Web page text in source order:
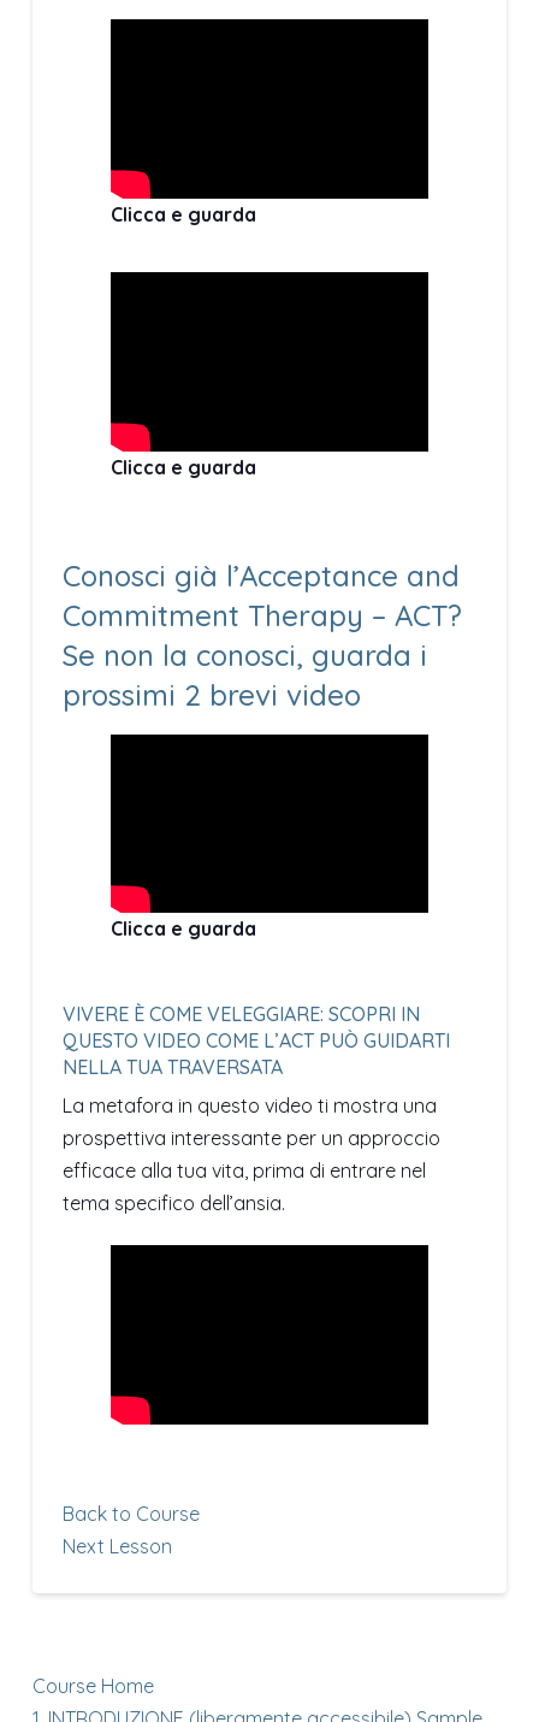
Clicca e guarda
Clicca e guarda
Conosci già l’Acceptance and
Commitment Therapy – ACT?
Se non la conosci, guarda i
prossimi 2 brevi video
Clicca e guarda
VIVERE È COME VELEGGIARE: SCOPRI IN
QUESTO VIDEO COME L’ACT PUÒ GUIDARTI
NELLA TUA TRAVERSATA
La metafora in questo video ti mostra una
prospettiva interessante per un approccio
efficace alla tua vita, prima di entrare nel
tema specifico dell’ansia.
Back to Course
Next Lesson
Course Home